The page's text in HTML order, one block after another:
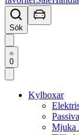
Sök
0
Kylboxar
Mjuka